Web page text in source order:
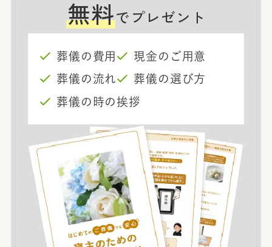
無料でプレゼント
葬儀の費用
現金のご用意
葬儀の流れ
葬儀の選び方
葬儀の時の挨拶